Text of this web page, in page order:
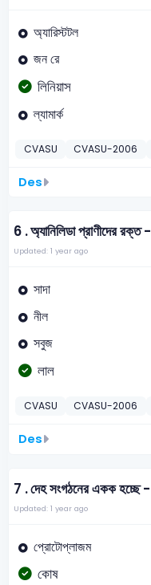
অ্যারিস্টটল
জন রে
লিনিয়াস
ল্যামার্ক
CVASU CVASU-2006
Des
6 .অ্যানিলিডা প্রাণীদের রক্ত -
Updated: 1 year ago
সাদা
নীল
সবুজ
লাল
CVASU CVASU-2006
Des
7 .দেহ সংগঠনের একক হচ্ছে -
Updated: 1 year ago
প্রোটোপ্লাজম
কোষ